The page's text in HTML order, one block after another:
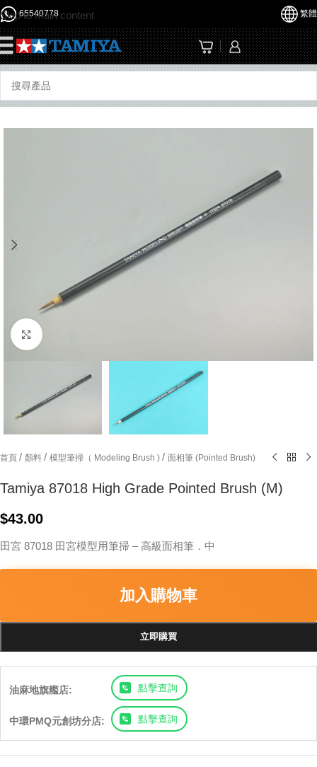
Skip to main content
65540778 繁體
Click to enlarge
首頁 / 顏料 / 模型筆掃（ Modeling Brush ) / 面相筆 (Pointed Brush)
Tamiya 87018 High Grade Pointed Brush (M)
$43.00
田宮 87018 田宮模型用筆掃 – 高級面相筆．中
加入購物車
立即購買
油麻地旗艦店: 點擊查詢
中環PMQ元創坊分店: 點擊查詢